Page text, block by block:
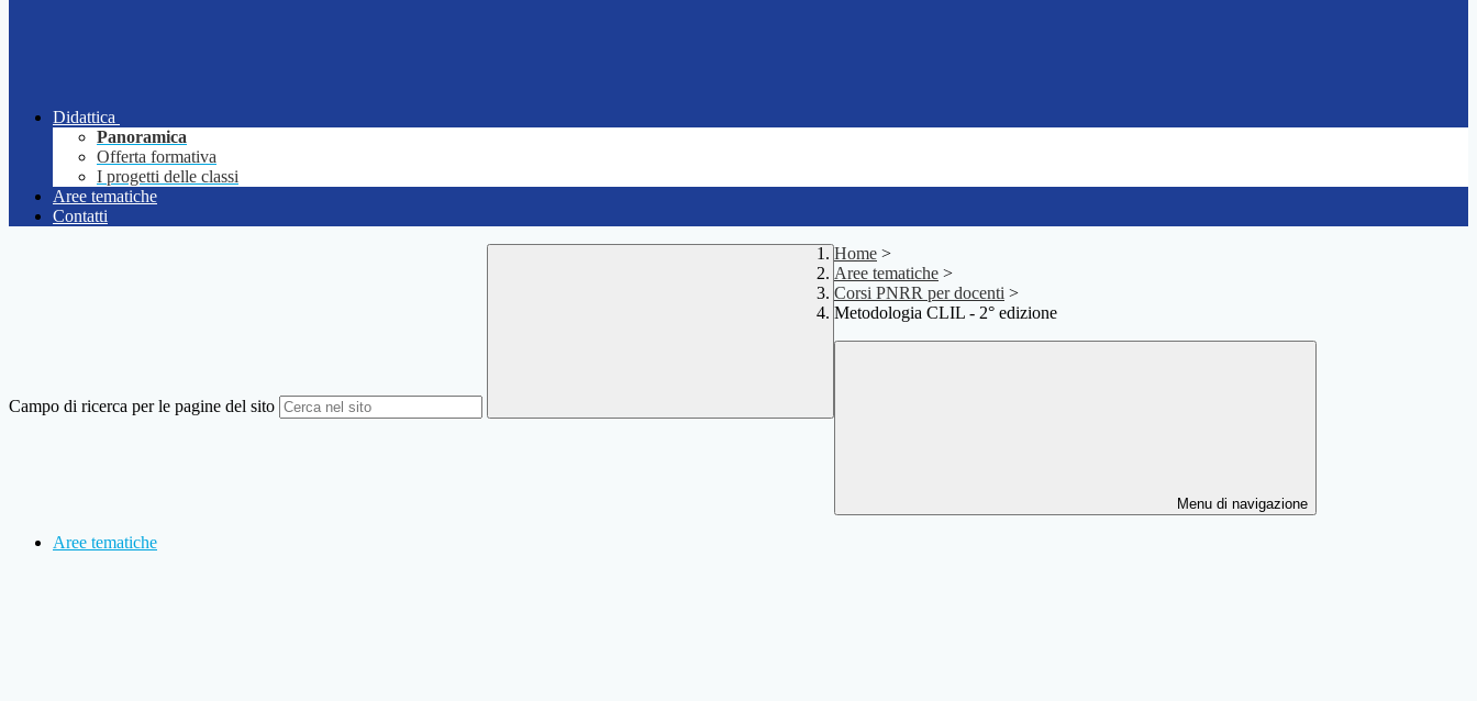
Didattica
Panoramica
Offerta formativa
I progetti delle classi
Aree tematiche
Contatti
Campo di ricerca per le pagine del sito
Home >
Aree tematiche >
Corsi PNRR per docenti >
Metodologia CLIL - 2° edizione
Menu di navigazione
Aree tematiche